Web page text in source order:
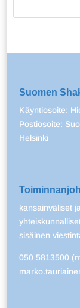
Suomen
Käyntiosoite:
Postiosoite:
Helsinki
kansainväliset
sisäinen
050 5813500